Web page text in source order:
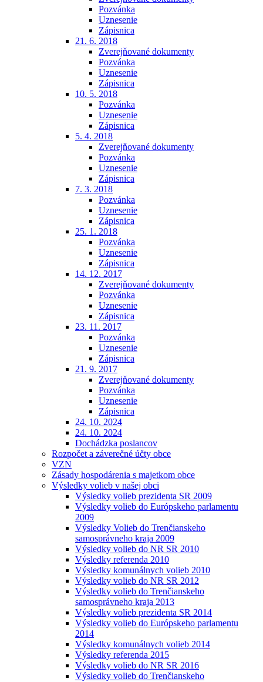
Pozvánka
Uznesenie
Zápisnica
21. 6. 2018
Zverejňované dokumenty
Pozvánka
Uznesenie
Zápisnica
10. 5. 2018
Pozvánka
Uznesenie
Zápisnica
5. 4. 2018
Zverejňované dokumenty
Pozvánka
Uznesenie
Zápisnica
7. 3. 2018
Pozvánka
Uznesenie
Zápisnica
25. 1. 2018
Pozvánka
Uznesenie
Zápisnica
14. 12. 2017
Zverejňované dokumenty
Pozvánka
Uznesenie
Zápisnica
23. 11. 2017
Pozvánka
Uznesenie
Zápisnica
21. 9. 2017
Zverejňované dokumenty
Pozvánka
Uznesenie
Zápisnica
24. 10. 2024
24. 10. 2024
Dochádzka poslancov
Rozpočet a záverečné účty obce
VZN
Zásady hospodárenia s majetkom obce
Výsledky volieb v našej obci
Výsledky volieb prezidenta SR 2009
Výsledky volieb do Európskeho parlamentu
2009
Výsledky Volieb do Trenčianskeho
samosprávneho kraja 2009
Výsledky volieb do NR SR 2010
Výsledky referenda 2010
Výsledky komunálnych volieb 2010
Výsledky volieb do NR SR 2012
Výsledky volieb do Trenčianskeho
samosprávneho kraja 2013
Výsledky volieb prezidenta SR 2014
Výsledky volieb do Európskeho parlamentu
2014
Výsledky komunálnych volieb 2014
Výsledky referenda 2015
Výsledky volieb do NR SR 2016
Výsledky volieb do Trenčianskeho